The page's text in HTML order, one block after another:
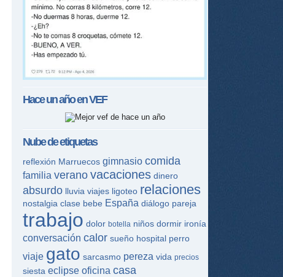
Hace un año enVEF
Nube de etiquetas
reflexión Marruecos gimnasio comida
familia verano vacaciones dinero
absurdo lluvia viajes ligoteo relaciones
nostalgia clase bebe España diálogo pareja
trabajo dolor botella niños dormir ironía
conversación calor sueño hospital perro
viaje gato sarcasmo pereza vida precios
siesta eclipse oficina casa